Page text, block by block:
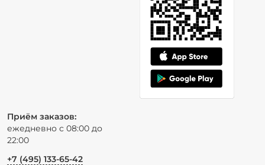
Приём заказов:
ежедневно с 08:00 до
22:00
+7 (495) 133-65-42